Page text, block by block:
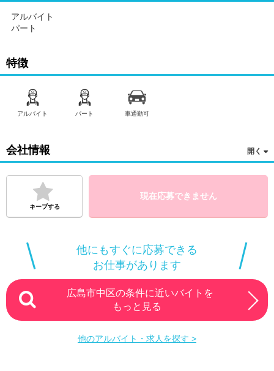
アルバイト
パート
特徴
アルバイト パート 車通勤可
会社情報
キープする
現在応募できません
他にもすぐに応募できる
お仕事があります
広島市中区の条件に近いバイトを
もっと見る
他のアルバイト・求人を探す >